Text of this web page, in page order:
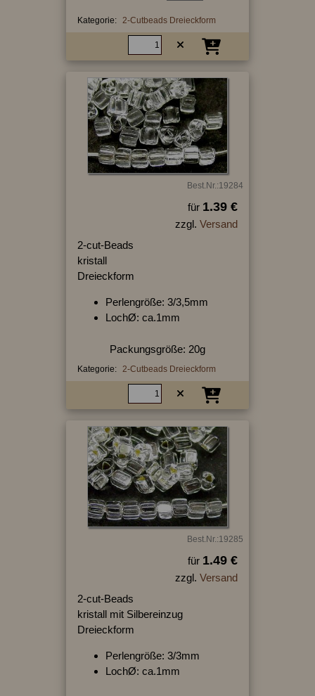
Kategorie: 2-Cutbeads Dreieckform
Best.Nr.:19284
für 1.39 €
zzgl. Versand
2-cut-Beads
kristall
Dreieckform
Perlengröße: 3/3,5mm
LochØ: ca.1mm
Packungsgröße: 20g
Kategorie: 2-Cutbeads Dreieckform
Best.Nr.:19285
für 1.49 €
zzgl. Versand
2-cut-Beads
kristall mit Silbereinzug
Dreieckform
Perlengröße: 3/3mm
LochØ: ca.1mm